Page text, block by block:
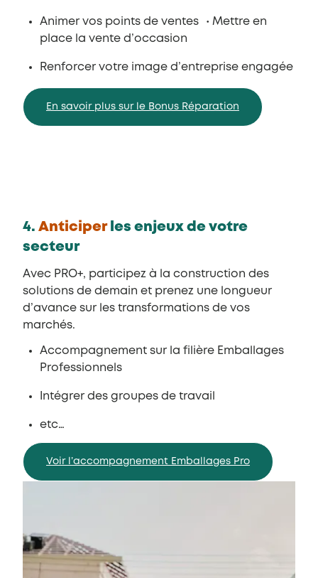
Animer vos points de ventes • Mettre en
place la vente d’occasion
Renforcer votre image d’entreprise engagée
En savoir plus sur le Bonus Réparation
4. Anticiper les enjeux de votre
secteur
Avec PRO+, participez à la construction des
solutions de demain et prenez une longueur
d’avance sur les transformations de vos
marchés.
Accompagnement sur la filière Emballages
Professionnels
Intégrer des groupes de travail
etc…
Voir l’accompagnement Emballages Pro